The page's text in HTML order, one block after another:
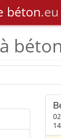
béton.eu